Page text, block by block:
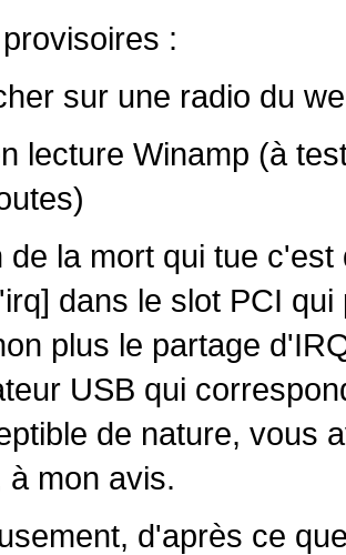
:
sur une radio du
lecture Winamp (à
de la mort qui tue
dans le slot PCI
plus le partage
USB qui
de nature, vous
à mon avis.
d'après ce